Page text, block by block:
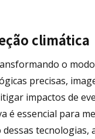
climática
o
precisas,
impactos de
é essencial para
tecnologias,